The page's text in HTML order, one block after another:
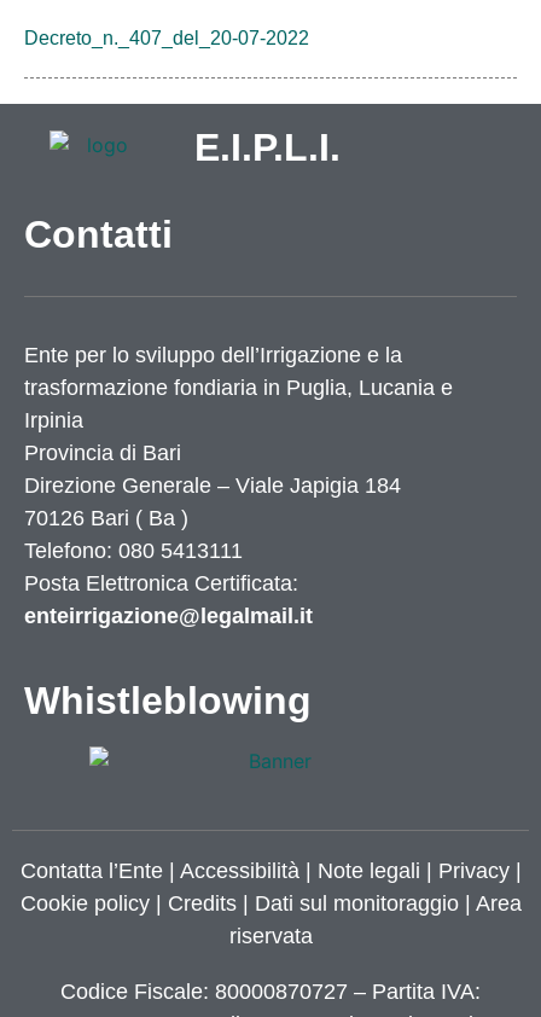
Decreto_n._407_del_20-07-2022
E.I.P.L.I.
Contatti
Ente per lo sviluppo dell’Irrigazione e la
trasformazione fondiaria in Puglia, Lucania e
Irpinia
Provincia di Bari
Direzione Generale – Viale Japigia 184
70126 Bari ( Ba )
Telefono: 080 5413111
Posta Elettronica Certificata:
enteirrigazione@legalmail.it
Whistleblowing
Contatta l’Ente| Accessibilità | Note legali | Privacy|
Cookie policy| Credits| Dati sul monitoraggio | Area
riservata
Codice Fiscale: 80000870727 – Partita IVA: